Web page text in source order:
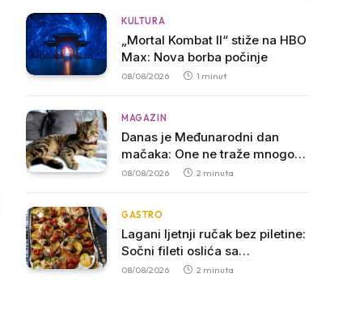
KULTURA
„Mortal Kombat II“ stiže na HBO
Max: Nova borba počinje
08/08/2026 1 minut
MAGAZIN
Danas je Međunarodni dan
mačaka: One ne traže mnogo,
samo dom, hranu i malo ljubavi
08/08/2026 2 minuta
GASTRO
Lagani ljetnji ručak bez piletine:
Sočni fileti oslića sa
aromatičnim biljem i mladim
08/08/2026 2 minuta